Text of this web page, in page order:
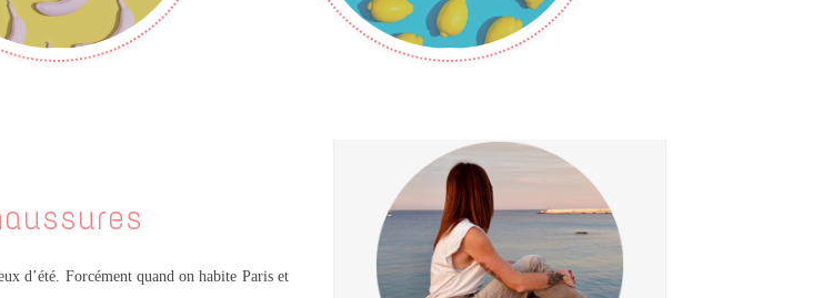
d’été. Forcément quand on habite Paris et